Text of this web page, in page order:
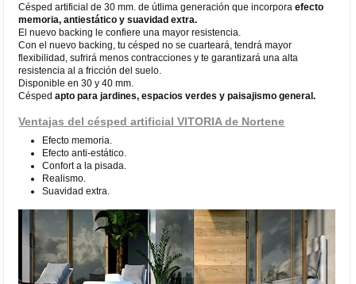
Césped artificial de 30 mm. de útlima generación que incorporaefecto
memoria, antiestático y suavidad extra.
El nuevo backing le confiere una mayor resistencia.
Con el nuevo backing, tu césped no se cuarteará, tendrá mayor
flexibilidad, sufrirá menos contracciones y te garantizará una alta
resistencia al a fricción del suelo.
Disponible en 30 y 40 mm.
Céspedapto para jardines, espacios verdes y paisajismo general.
Ventajas del césped artificial VITORIA de Nortene
Efecto memoria.
Efecto anti-estático.
Confort a la pisada.
Realismo.
Suavidad extra.